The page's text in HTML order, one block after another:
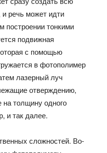
речь может идти
построении тонкими
подвижная
с помощью
в фотополимер
лазерный луч
отверждению,
на толщину одного
и так далее.
сложностей. Во-